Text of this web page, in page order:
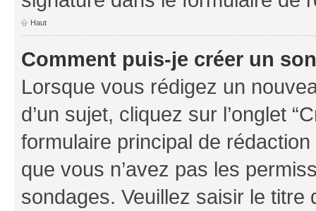
Haut
Comment puis-je créer un
Lorsque vous rédigez un
d’un sujet, cliquez sur l’onglet
formulaire principal de
que vous n’avez pas les
sondages. Veuillez saisir le